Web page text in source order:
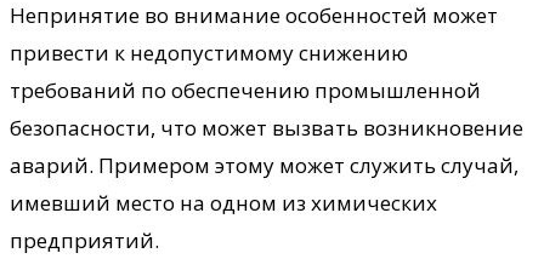
Непринятие во внимание особенностей может
привести к недопустимому снижению
требований по обеспечению промышленной
безопасности, что может вызвать возникновение
аварий. Примером этому может служить случай,
имевший место на одном из химических
предприятий.